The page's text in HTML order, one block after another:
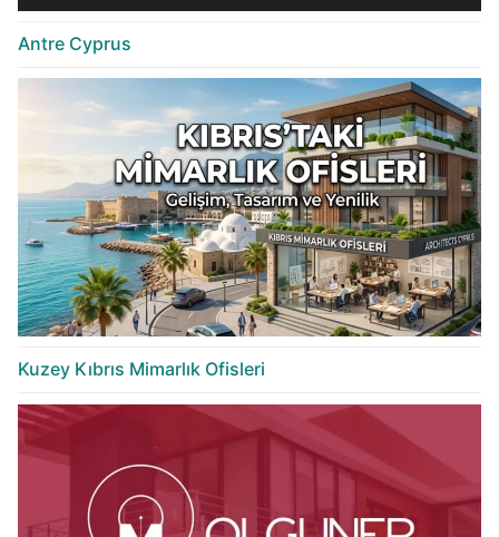
Antre Cyprus
Kuzey Kıbrıs Mimarlık Ofisleri